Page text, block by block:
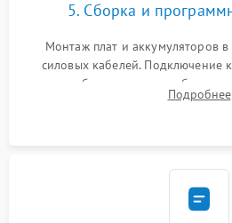
5. Сборка и
Монтаж плат и аккумуляторов
силовых кабелей. Подключение
калибровки констант
срабатывания AVR и сброса
Подробнее